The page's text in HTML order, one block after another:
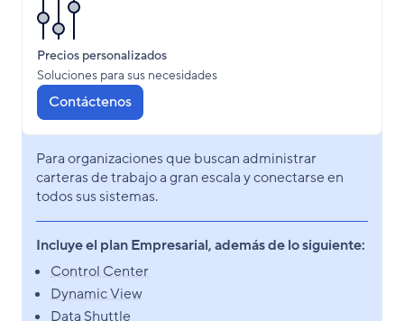
Precios personalizados
Soluciones para sus necesidades
Contáctenos
Para organizaciones que buscan administrar
carteras de trabajo a gran escala y conectarse en
todos sus sistemas.
Incluye el plan Empresarial, además de lo siguiente:
Control Center
Dynamic View
Data Shuttle